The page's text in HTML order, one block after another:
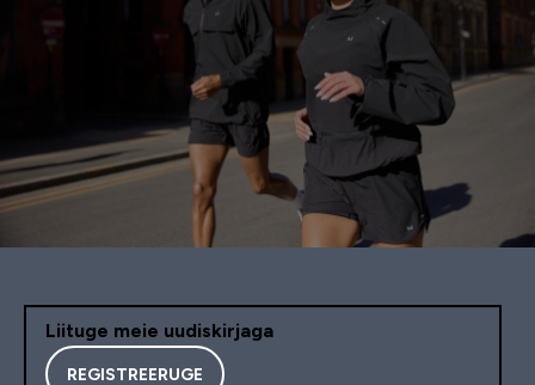
Liituge meie uudiskirjaga
REGISTREERUGE